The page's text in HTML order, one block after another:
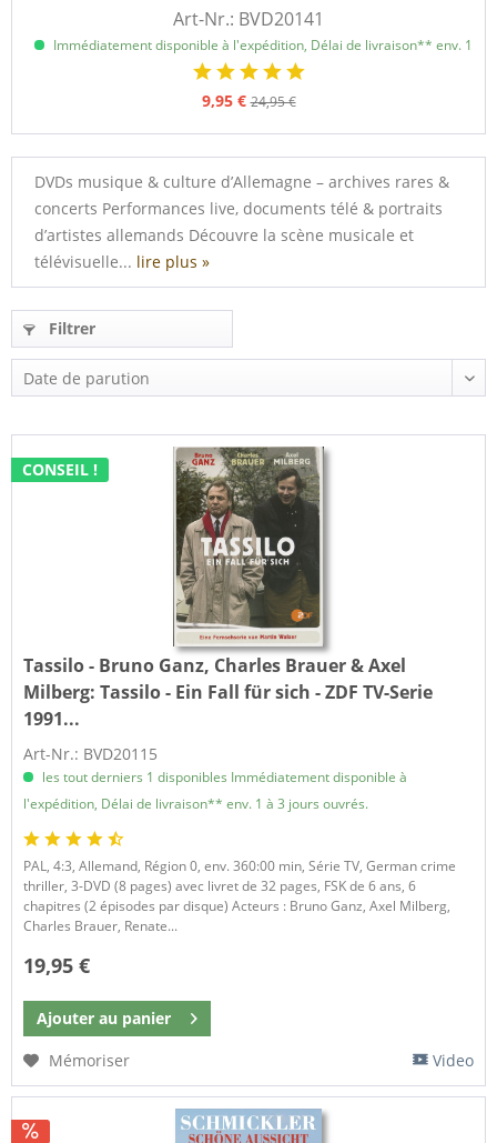
Art-Nr.: BVD20141
Immédiatement disponible à l'expédition, Délai de livraison** env. 1 à
9,95 € 24,95 €
DVDs musique & culture d’Allemagne – archives rares &
concerts Performances live, documents télé & portraits
d’artistes allemands Découvre la scène musicale et
télévisuelle... lire plus »
Filtrer
CONSEIL !
Tassilo - Bruno Ganz, Charles Brauer & Axel
Milberg:Tassilo - Ein Fall für sich - ZDF TV-Serie
1991...
Art-Nr.: BVD20115
les tout derniers 1 disponibles Immédiatement disponible à
l'expédition, Délai de livraison** env. 1 à 3 jours ouvrés.
PAL, 4:3, Allemand, Région 0, env. 360:00 min, Série TV, German crime
thriller, 3-DVD (8 pages) avec livret de 32 pages, FSK de 6 ans, 6
chapitres (2 épisodes par disque) Acteurs : Bruno Ganz, Axel Milberg,
Charles Brauer, Renate...
19,95 €
Ajouter au panier
Mémoriser
Video